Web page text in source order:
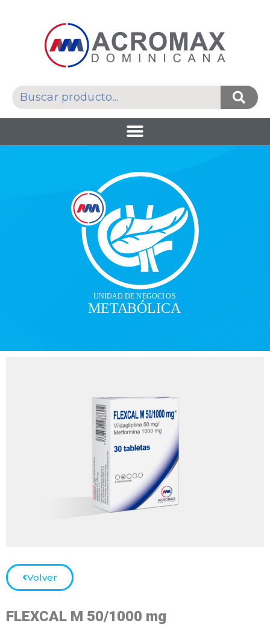
UNIDAD DE NEGOCIOS
METABÓLICA
Volver
FLEXCAL M 50/1000 mg